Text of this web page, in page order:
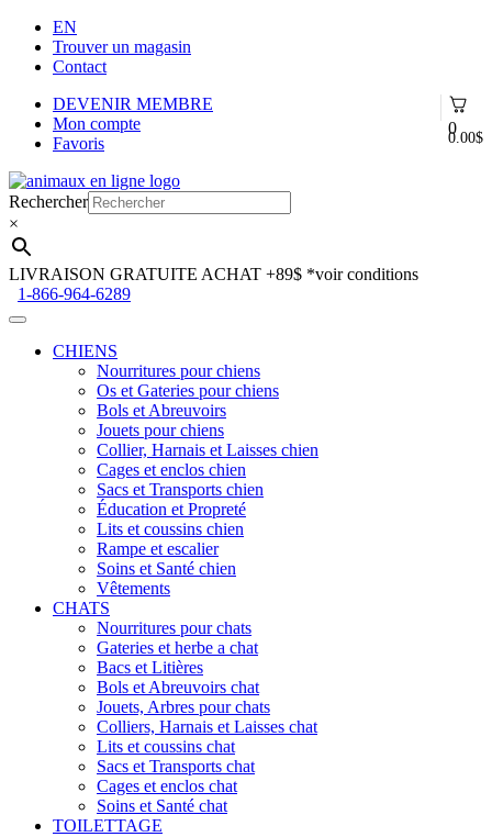
EN
Trouver un magasin
Contact
0
0.00$
DEVENIR MEMBRE
Mon compte
Favoris
Aller
à
la
navigation
Aller
au
contenu
Rechercher
×
LIVRAISON GRATUITE ACHAT +89$ *voir conditions
1-866-964-6289
CHIENS
Nourritures pour chiens
Os et Gateries pour chiens
Bols et Abreuvoirs
Jouets pour chiens
Collier, Harnais et Laisses chien
Cages et enclos chien
Sacs et Transports chien
Éducation et Propreté
Lits et coussins chien
Rampe et escalier
Soins et Santé chien
Vêtements
CHATS
Nourritures pour chats
Gateries et herbe a chat
Bacs et Litières
Bols et Abreuvoirs chat
Jouets, Arbres pour chats
Colliers, Harnais et Laisses chat
Lits et coussins chat
Sacs et Transports chat
Cages et enclos chat
Soins et Santé chat
TOILETTAGE